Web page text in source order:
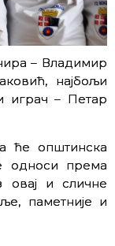
– Владимир
најбољи
играч – Петар
ће општинска
односи према
овај и сличне
паметније и